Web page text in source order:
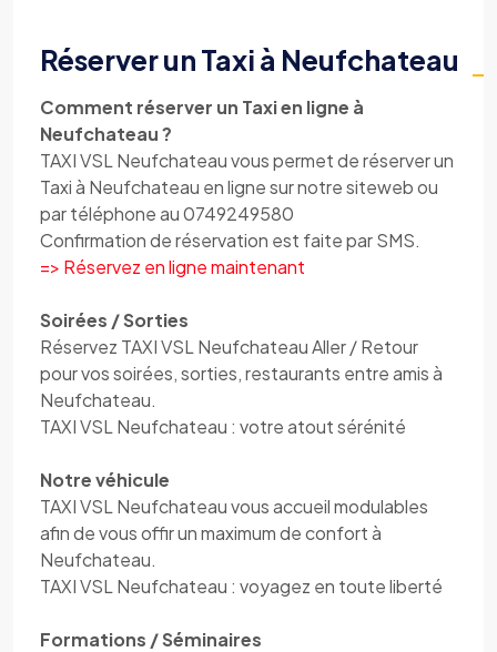
Réserver un Taxi à Neufchateau
Comment réserver un Taxi en ligne à
Neufchateau ?
TAXI VSL Neufchateau vous permet de réserver un
Taxi à Neufchateau en ligne sur notre siteweb ou
par téléphone au 0749249580
Confirmation de réservation est faite par SMS.
=> Réservez en ligne maintenant
Soirées / Sorties
Réservez TAXI VSL Neufchateau Aller / Retour
pour vos soirées, sorties, restaurants entre amis à
Neufchateau.
TAXI VSL Neufchateau : votre atout sérénité
Notre véhicule
TAXI VSL Neufchateau vous accueil modulables
afin de vous offir un maximum de confort à
Neufchateau.
TAXI VSL Neufchateau : voyagez en toute liberté
Formations / Séminaires